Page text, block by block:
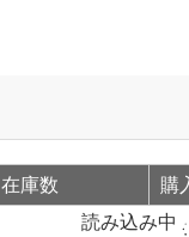
在庫数
購
読み込み中